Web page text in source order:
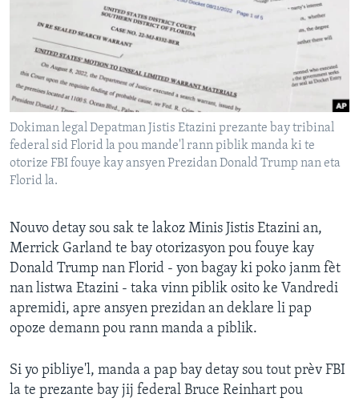
Languages
Dokiman legal Depatman Jistis Etazini prezante bay tribinal
federal sid Florid la pou mande'l rann piblik manda ki te
otorize FBI fouye kay ansyen Prezidan Donald Trump nan eta
Florid la.
Nouvo detay sou sak te lakoz Minis Jistis Etazini an,
Merrick Garland te bay otorizasyon pou fouye kay
Donald Trump nan Florid - yon bagay ki poko janm fèt
nan listwa Etazini - taka vinn piblik osito ke Vandredi
apremidi, apre ansyen prezidan an deklare li pap
opoze demann pou rann manda a piblik.
Si yo pibliye'l, manda a pap bay detay sou tout prèv FBI
la te prezante bay jij federal Bruce Reinhart pou